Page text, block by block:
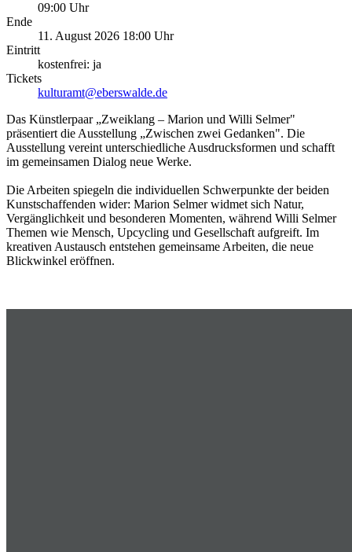
09:00 Uhr
Ende
11. August 2026 18:00 Uhr
Eintritt
kostenfrei: ja
Tickets
kulturamt@eberswalde.de
Das Künstlerpaar „Zweiklang – Marion und Willi Selmer"
präsentiert die Ausstellung „Zwischen zwei Gedanken". Die
Ausstellung vereint unterschiedliche Ausdrucksformen und schafft
im gemeinsamen Dialog neue Werke.
Die Arbeiten spiegeln die individuellen Schwerpunkte der beiden
Kunstschaffenden wider: Marion Selmer widmet sich Natur,
Vergänglichkeit und besonderen Momenten, während Willi Selmer
Themen wie Mensch, Upcycling und Gesellschaft aufgreift. Im
kreativen Austausch entstehen gemeinsame Arbeiten, die neue
Blickwinkel eröffnen.